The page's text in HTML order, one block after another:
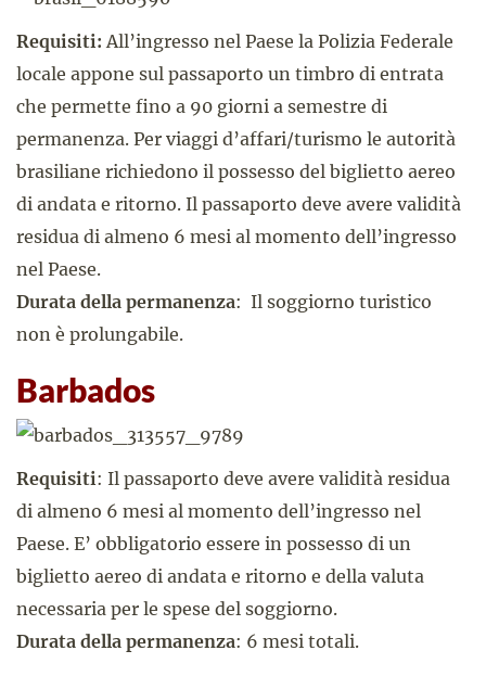
Requisiti: All’ingresso nel Paese la Polizia Federale
locale appone sul passaporto un timbro di entrata
che permette fino a 90 giorni a semestre di
permanenza. Per viaggi d’affari/turismo le autorità
brasiliane richiedono il possesso del biglietto aereo
di andata e ritorno. Il passaporto deve avere validità
residua di almeno 6 mesi al momento dell’ingresso
nel Paese.
Durata della permanenza: Il soggiorno turistico
non è prolungabile.
Barbados
Requisiti: Il passaporto deve avere validità residua
di almeno 6 mesi al momento dell’ingresso nel
Paese. E’ obbligatorio essere in possesso di un
biglietto aereo di andata e ritorno e della valuta
necessaria per le spese del soggiorno.
Durata della permanenza: 6 mesi totali.